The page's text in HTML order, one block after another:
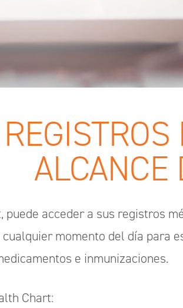
ALCANCE
puede acceder a sus registros
momento del día para
e inmunizaciones.
Chart: